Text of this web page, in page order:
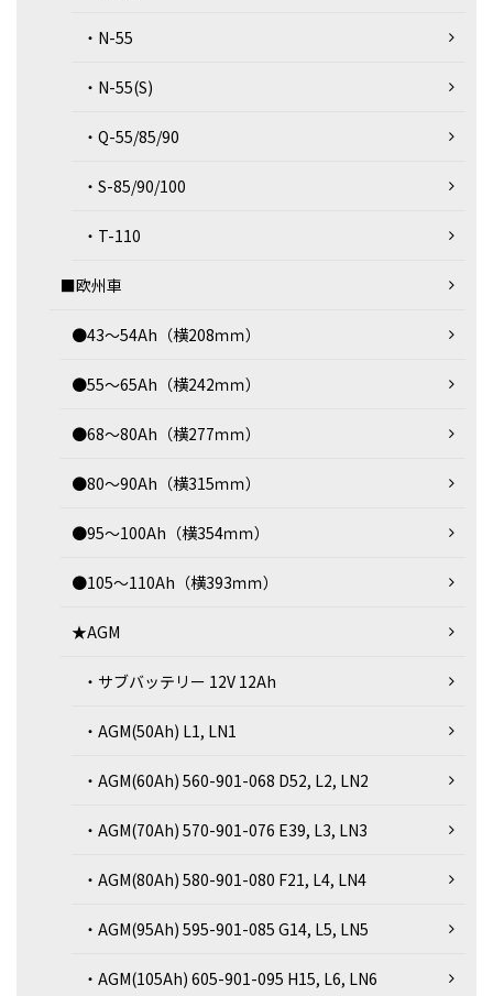
・N-55
・N-55(S)
・Q-55/85/90
・S-85/90/100
・T-110
■欧州車
●43～54Ah（横208ｍｍ）
●55～65Ah（横242ｍｍ）
●68～80Ah（横277ｍｍ）
●80～90Ah（横315ｍｍ）
●95～100Ah（横354ｍｍ）
●105～110Ah（横393ｍｍ）
★AGM
・サブバッテリー 12V 12Ah
・AGM(50Ah) L1, LN1
・AGM(60Ah) 560-901-068 D52, L2, LN2
・AGM(70Ah) 570-901-076 E39, L3, LN3
・AGM(80Ah) 580-901-080 F21, L4, LN4
・AGM(95Ah) 595-901-085 G14, L5, LN5
・AGM(105Ah) 605-901-095 H15, L6, LN6